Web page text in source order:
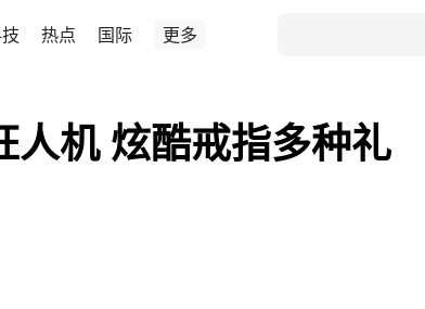
热点 国际 更多
人机 炫酷戒指多种礼